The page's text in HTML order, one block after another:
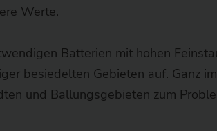
Werte.
Batterien mit hohen
besiedelten Gebieten auf. Ganz
und Ballungsgebieten zum